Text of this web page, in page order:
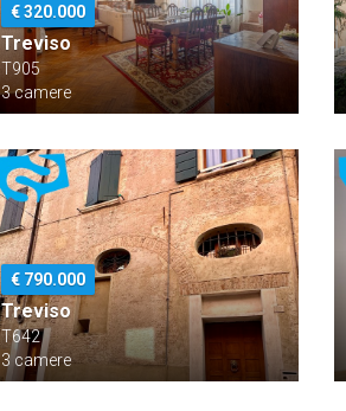
€ 320.000
Treviso
T905
3 camere
€ 790.000
Treviso
T642
3 camere